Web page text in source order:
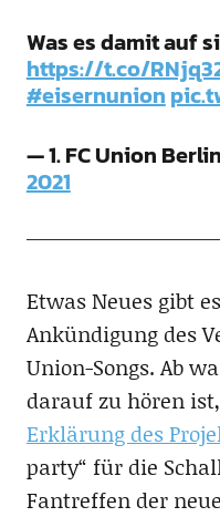
Was es damit auf
https://t.co/
#eisernunion
— 1. FC Union
2021
Etwas Neues gibt
Ankündigung des
Union-Songs. Ab
darauf zu hören
Erklärung des
party“ für die
Fantreffen der